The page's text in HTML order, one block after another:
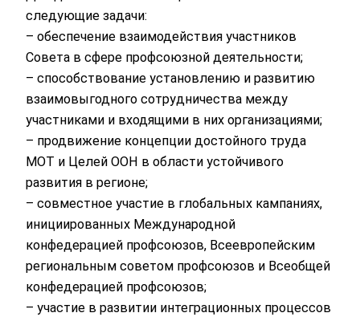
следующие задачи:
– обеспечение взаимодействия участников
Совета в сфере профсоюзной деятельности;
– способствование установлению и развитию
взаимовыгодного сотрудничества между
участниками и входящими в них организациями;
– продвижение концепции достойного труда
МОТ и Целей ООН в области устойчивого
развития в регионе;
– совместное участие в глобальных кампаниях,
инициированных Международной
конфедерацией профсоюзов, Всеевропейским
региональным советом профсоюзов и Всеобщей
конфедерацией профсоюзов;
– участие в развитии интеграционных процессов